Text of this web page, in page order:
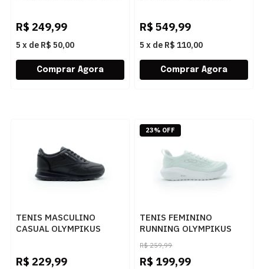
R$ 249,99
5 x de R$ 50,00
R$ 549,99
5 x de R$ 110,00
TENIS MASCULINO
CASUAL OLYMPIKUS
R$ 229,99
TENIS FEMININO
RUNNING OLYMPIKUS
43596370 VERDEJADE
R$ 259,99
R$ 199,99
23% OFF